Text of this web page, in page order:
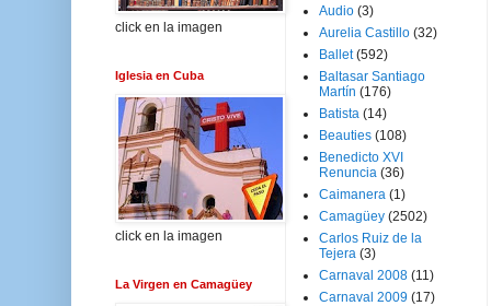
click en la imagen
Iglesia en Cuba
click en la imagen
La Virgen en Camagüey
Audio (3)
Aurelia Castillo (32)
Ballet (592)
Baltasar Santiago
Martín (176)
Batista (14)
Beauties (108)
Benedicto XVI
Renuncia (36)
Caimanera (1)
Camagüey (2502)
Carlos Ruiz de la
Tejera (3)
Carnaval 2008 (11)
Carnaval 2009 (17)